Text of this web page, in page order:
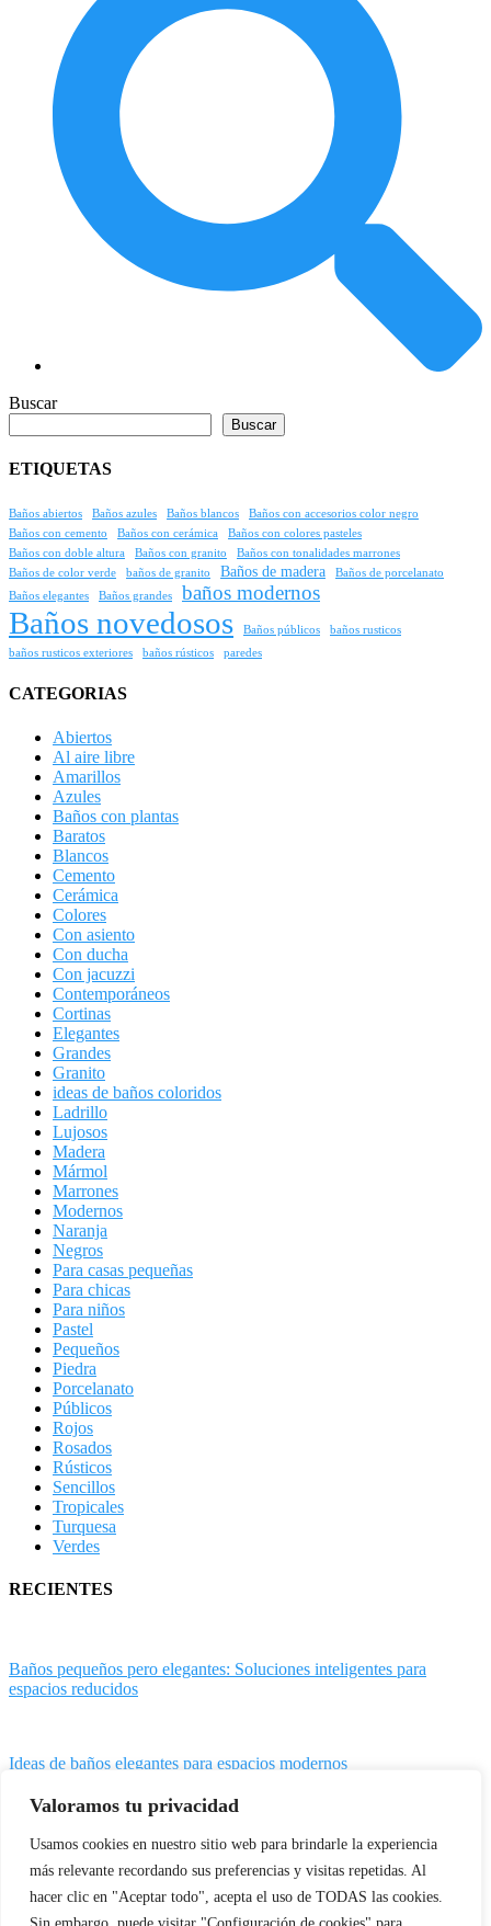
Valoramos tu privacidad
Usamos cookies en nuestro sitio web para brindarle la experiencia
más relevante recordando sus preferencias y visitas repetidas. Al
hacer clic en "Aceptar todo", acepta el uso de TODAS las cookies.
Buscar
Buscar
ETIQUETAS
Baños abiertos Baños azules Baños blancos
Baños con accesorios color negro
Baños con cemento
Baños con cerámica
Baños con colores pasteles
Baños con doble altura
Baños con granito
Baños con tonalidades marrones
Baños de color verde
baños de granito Baños de madera
Baños de porcelanato
Baños elegantes
Baños grandes baños modernos
Baños novedosos Baños públicos
baños rusticos
baños rusticos exteriores
baños rústicos paredes
CATEGORIAS
Abiertos
Al aire libre
Amarillos
Azules
Baños con plantas
Baratos
Blancos
Cemento
Cerámica
Colores
Con asiento
Con ducha
Con jacuzzi
Contemporáneos
Cortinas
Elegantes
Grandes
Granito
ideas de baños coloridos
Ladrillo
Lujosos
Madera
Mármol
Marrones
Modernos
Naranja
Negros
Para casas pequeñas
Para chicas
Para niños
Pastel
Pequeños
Piedra
Porcelanato
Públicos
Rojos
Rosados
Rústicos
Sencillos
Tropicales
Turquesa
Verdes
RECIENTES
Baños pequeños pero elegantes: Soluciones inteligentes para
espacios reducidos
Ideas de baños elegantes para espacios modernos
Baños con ducha WALK-IN